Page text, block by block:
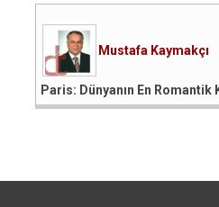
Mustafa Kaymakçı
Paris: Dünyanın En Romantik